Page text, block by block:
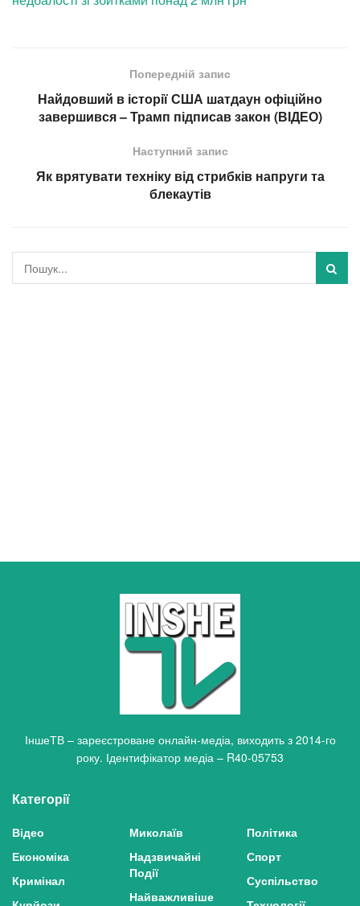
Попередній запис
Найдовший в історії США шатдаун офіційно
завершився – Трамп підписав закон (ВІДЕО)
Наступний запис
Як врятувати техніку від стрибків напруги та
блекаутів
ІншеТВ – зареєстроване онлайн-медіа, виходить з 2014-го
року. Ідентифікатор медіа – R40-05753
Категорії
Відео
Економіка
Кримінал
Миколаїв
Надзвичайні
Події
Найважливіше
Політика
Спорт
Суспільство